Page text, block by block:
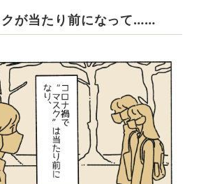
クが当たり前になって……